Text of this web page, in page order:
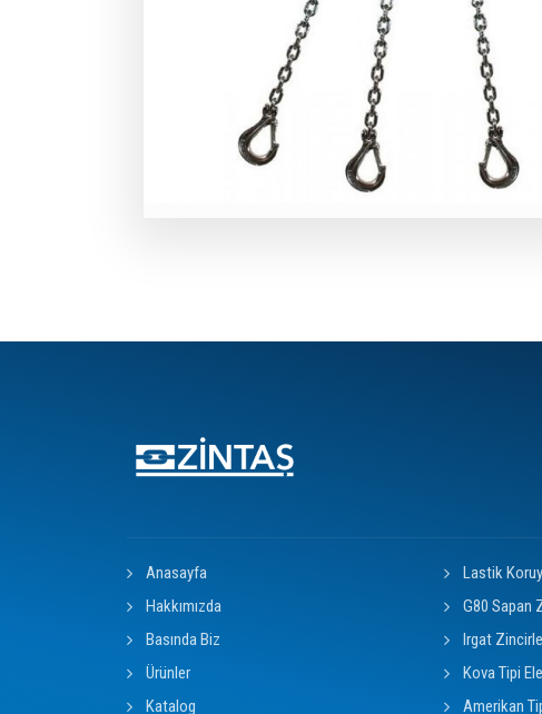
Anasayfa
Hakkımızda
Basında Biz
Ürünler
Katalog
Lastik
G80 Sapan
Irgat
Kova Tipi
Amerikan